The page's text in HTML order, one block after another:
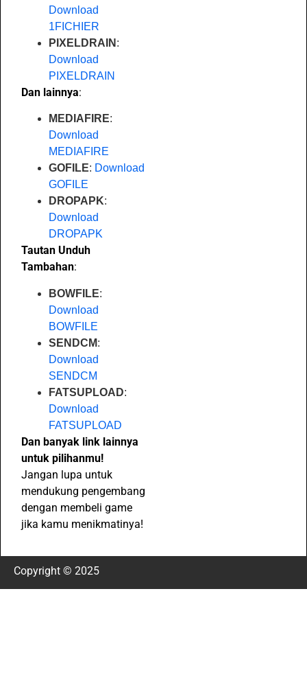
Download
1FICHIER
PIXELDRAIN :
Download
PIXELDRAIN
Dan lainnya:
MEDIAFIRE:
Download
MEDIAFIRE
GOFILE: Download
GOFILE
DROPAPK:
Download
DROPAPK
Tautan Unduh
Tambahan:
BOWFILE:
Download
BOWFILE
SENDCM:
Download
SENDCM
FATSUPLOAD:
Download
FATSUPLOAD
Dan banyak link lainnya
untuk pilihanmu!
Jangan lupa untuk
mendukung pengembang
dengan membeli game
jika kamu menikmatinya!
Copyright © 2025